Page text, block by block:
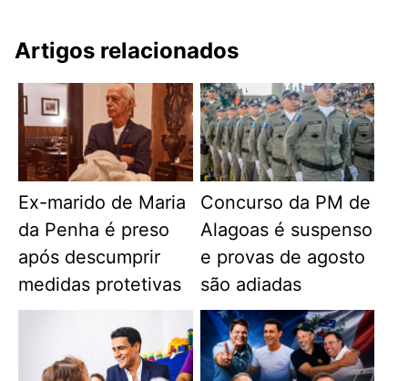
Artigos relacionados
Ex-marido de Maria
da Penha é preso
após descumprir
medidas protetivas
Concurso da PM de
Alagoas é suspenso
e provas de agosto
são adiadas